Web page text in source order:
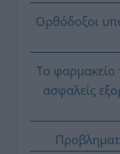
Ορθόδοξοι
Το
ασφαλείς